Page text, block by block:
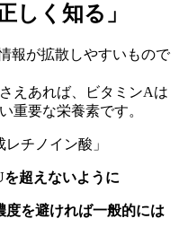
しく知る」
報が拡散しやすいもので
さえあれば、ビタミンAは
重要な栄養素です。
チノイン酸」
を超えないように
度を避ければ一般的には